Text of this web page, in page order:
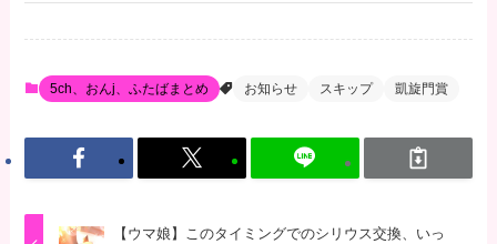
5ch、おんj、ふたばまとめ お知らせ スキップ 凱旋門賞
【ウマ娘】このタイミングでのシリウス交換、いっ